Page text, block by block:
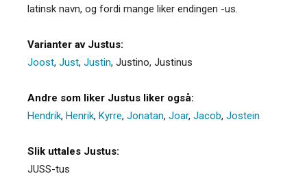
latinsk navn, og fordi mange liker endingen -us.
Varianter av Justus:
Joost, Just, Justin, Justino, Justinus
Andre som liker Justus liker også:
Hendrik, Henrik, Kyrre, Jonatan, Joar, Jacob, Jostein
Slik uttales Justus:
JUSS-tus